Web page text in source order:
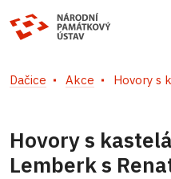
Dačice Akce Hovory s
Hovory s
Lemberk s